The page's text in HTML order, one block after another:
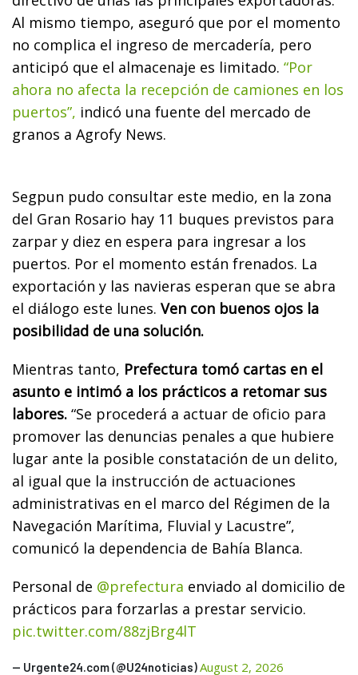
Al mismo tiempo, aseguró que por el momento
no complica el ingreso de mercadería, pero
anticipó que el almacenaje es limitado. “Por
ahora no afecta la recepción de camiones en los
puertos”, indicó una fuente del mercado de
granos a Agrofy News.
Segpun pudo consultar este medio, en la zona
del Gran Rosario hay 11 buques previstos para
zarpar y diez en espera para ingresar a los
puertos. Por el momento están frenados. La
exportación y las navieras esperan que se abra
el diálogo este lunes. Ven con buenos ojos la
posibilidad de una solución.
Mientras tanto, Prefectura tomó cartas en el
asunto e intimó a los prácticos a retomar sus
labores. “Se procederá a actuar de oficio para
promover las denuncias penales a que hubiere
lugar ante la posible constatación de un delito,
al igual que la instrucción de actuaciones
administrativas en el marco del Régimen de la
Navegación Marítima, Fluvial y Lacustre”,
comunicó la dependencia de Bahía Blanca.
Personal de @prefectura enviado al domicilio de
prácticos para forzarlas a prestar servicio.
pic.twitter.com/88zjBrg4lT
— Urgente24.com (@U24noticias)August 2, 2026